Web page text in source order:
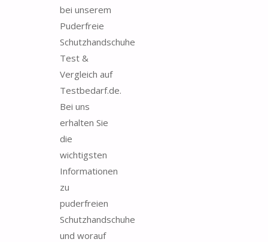
bei unserem
Puderfreie
Schutzhandschuhe
Test &
Vergleich auf
Testbedarf.de.
Bei uns
erhalten Sie
die
wichtigsten
Informationen
zu
puderfreien
Schutzhandschuhe
und worauf